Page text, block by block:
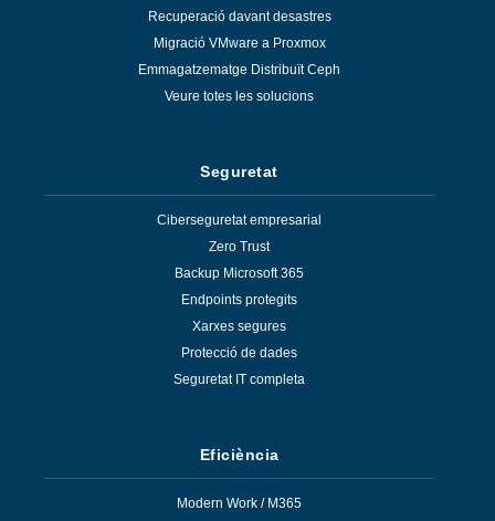
Recuperació davant desastres
Migració VMware a Proxmox
Emmagatzematge Distribuït Ceph
Veure totes les solucions
Seguretat
Ciberseguretat empresarial
Zero Trust
Backup Microsoft 365
Endpoints protegits
Xarxes segures
Protecció de dades
Seguretat IT completa
Eficiència
Modern Work / M365